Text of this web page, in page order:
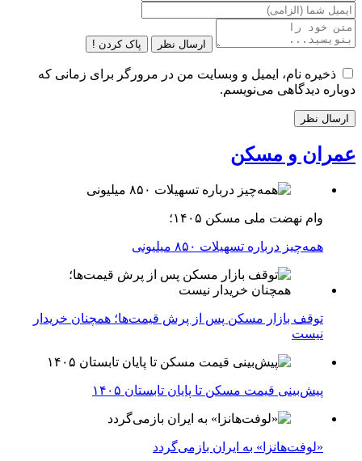
ارسال نظر پاک کردن !
ذخیره نام، ایمیل و وبسایت من در مرورگر برای زمانی که
دوباره دیدگاهی می‌نویسم.
عمران و مسکن
وام نهضت ملی مسکن ۱۴۰۵؛
همه‌چیز درباره تسهیلات ۸۵۰ میلیونی
توقف بازار مسکن پس از پرش قیمت‌ها؛ همچنان خریدار
نیست
پیش‌بینی قیمت مسکن تا پایان تابستان ۱۴۰۵
«لوفت‌هانزا» به ایران بازمی‌گردد